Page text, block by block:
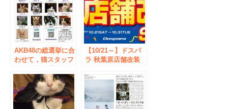
ど、2016年3月の新
作ネイルデザイン5
種を提案！
AKB48の総選挙に合
わせて，猫スタッフ
フェ cat cafe nyann
y 秋葉原店 】
【10/21～】ドスパ
ラ 秋葉原店舗改装